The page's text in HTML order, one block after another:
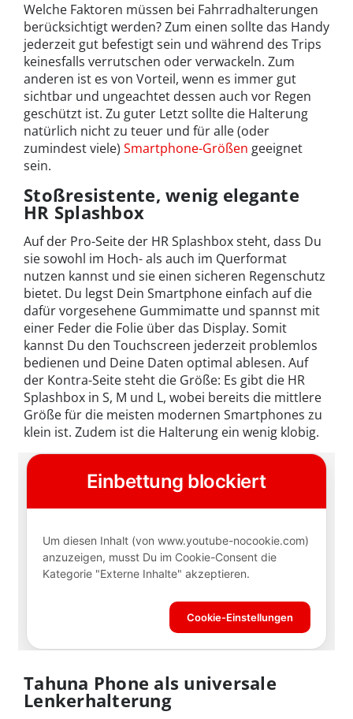
Welche Faktoren müssen bei Fahrradhalterungen
berücksichtigt werden? Zum einen sollte das Handy
jederzeit gut befestigt sein und während des Trips
keinesfalls verrutschen oder verwackeln. Zum
anderen ist es von Vorteil, wenn es immer gut
sichtbar und ungeachtet dessen auch vor Regen
geschützt ist. Zu guter Letzt sollte die Halterung
natürlich nicht zu teuer und für alle (oder
zumindest viele) Smartphone-Größen geeignet
sein.
Stoßresistente, wenig elegante
HR Splashbox
Auf der Pro-Seite der HR Splashbox steht, dass Du
sie sowohl im Hoch- als auch im Querformat
nutzen kannst und sie einen sicheren Regenschutz
bietet. Du legst Dein Smartphone einfach auf die
dafür vorgesehene Gummimatte und spannst mit
einer Feder die Folie über das Display. Somit
kannst Du den Touchscreen jederzeit problemlos
bedienen und Deine Daten optimal ablesen. Auf
der Kontra-Seite steht die Größe: Es gibt die HR
Splashbox in S, M und L, wobei bereits die mittlere
Größe für die meisten modernen Smartphones zu
klein ist. Zudem ist die Halterung ein wenig klobig.
Tahuna Phone als universale
Lenkerhalterung